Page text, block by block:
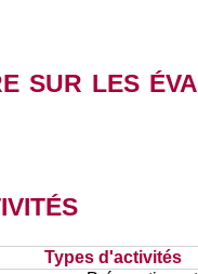
sur les
Types d'activités